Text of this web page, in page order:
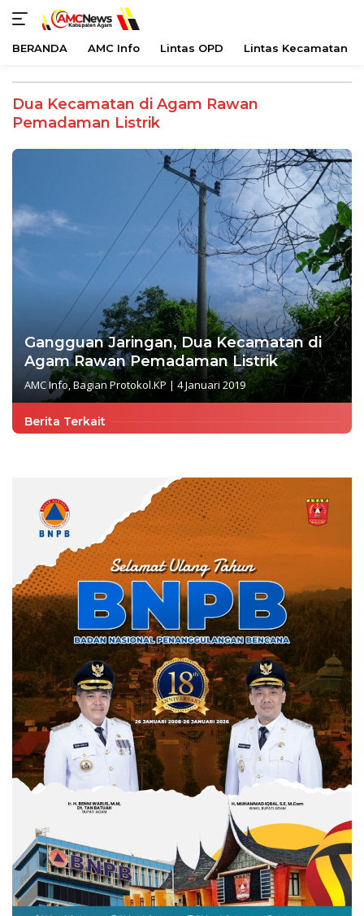
konten
BERANDA AMC Info Lintas OPD Lintas Kecamatan
Dua Kecamatan di Agam Rawan
Pemadaman Listrik
Gangguan Jaringan, Dua Kecamatan di
Agam Rawan Pemadaman Listrik
AMC Info, Bagian Protokol.KP | 4 Januari 2019
Berita Terkait